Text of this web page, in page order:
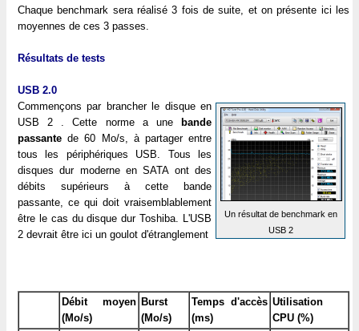
Chaque benchmark sera réalisé 3 fois de suite, et on présente ici les
moyennes de ces 3 passes.
Résultats de tests
USB 2.0
Un résultat de benchmark en
USB 2
Commençons par brancher le disque en
USB 2 . Cette norme a une bande
passante de 60 Mo/s, à partager entre
tous les périphériques USB. Tous les
disques dur moderne en SATA ont des
débits supérieurs à cette bande
passante, ce qui doit vraisemblablement
être le cas du disque dur Toshiba. L'USB
2 devrait être ici un goulot d'étranglement
Débit moyen
(Mo/s)
Burst
(Mo/s)
Temps d'accès
(ms)
Utilisation
CPU (%)